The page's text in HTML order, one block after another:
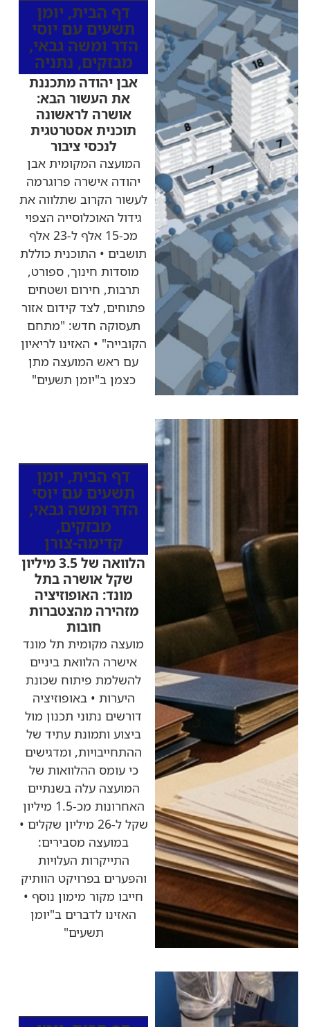
דף הבית, יומן
תשעים עם יוסי
הדר ומשה גבאי,
מבזקים, נתניה
אבן יהודה מתכננת
את העשור הבא:
אושרה לראשונה
תוכנית אסטרטגית
לנכסי ציבור
המועצה המקומית אבן
יהודה אישרה פרוגרמה
לעשור הקרוב שתלווה את
גידול האוכלוסייה הצפוי
מכ-15 אלף ל-23 אלף
תושבים • התוכנית כוללת
מוסדות חינוך, ספורט,
תרבות, חירום ושטחים
פתוחים, לצד קידום אזור
תעסוקה חדש: "מתחם
הקובייה" • האזינו לריאיון
עם ראש המועצה מתן
כצמן ב"יומן תשעים"
דף הבית, יומן
תשעים עם יוסי
הדר ומשה גבאי,
מבזקים,
קדימה-צורן
הלוואה של 3.5 מיליון
שקל אושרה בתל
מונד: האופוזיציה
מזהירה מהצטברות
חובות
מועצה מקומית תל מונד
אישרה הלוואת ביניים
להשלמת פיתוח שכונת
היערות • באופוזיציה
דורשים נתוני תכנון מול
ביצוע ותמונת עתיד של
ההתחייבויות, ומדגישים
כי עומס ההלוואות של
המועצה עלה בשנתיים
האחרונות מכ-1.5 מיליון
שקל ל-26 מיליון שקלים •
במועצה מסבירים:
התייקרות העלויות
והפערים בפרויקט הוותיק
חייבו מקור מימון נוסף •
האזינו לדברים ב"יומן
תשעים"